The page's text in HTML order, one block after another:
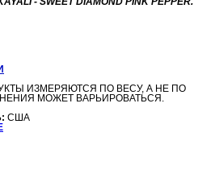
ИЗМЕРЯЮТСЯ ПО ВЕСУ, А НЕ ПО
МОЖЕТ ВАРЬИРОВАТЬСЯ.
США